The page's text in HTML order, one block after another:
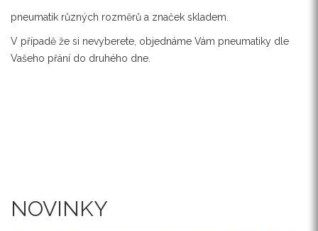
NOVINKY
pneumatik různých rozměrů a značek skladem.
V případě že si nevyberete, objednáme Vám pneumatiky dle
Vašeho přání do druhého dne.